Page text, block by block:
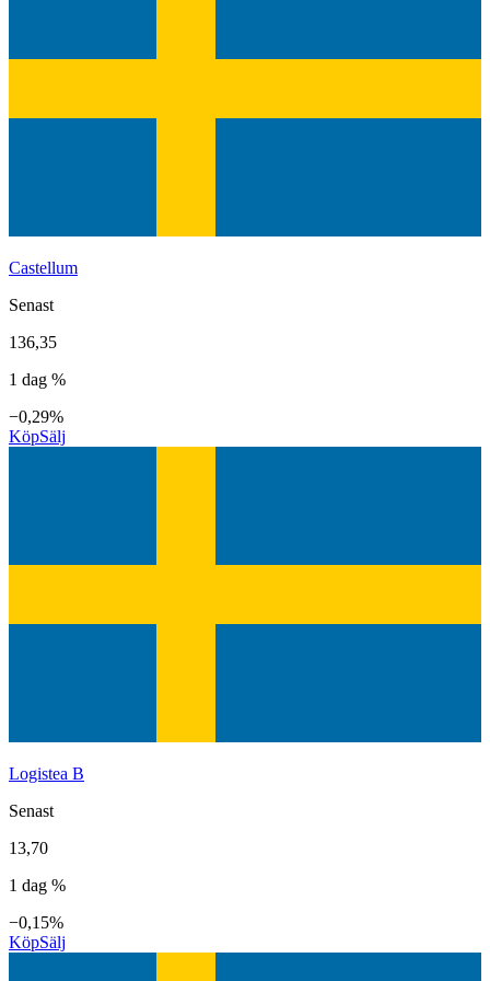
Castellum
Senast
136,35
1 dag %
−0,29%
KöpSälj
Logistea B
Senast
13,70
1 dag %
−0,15%
KöpSälj